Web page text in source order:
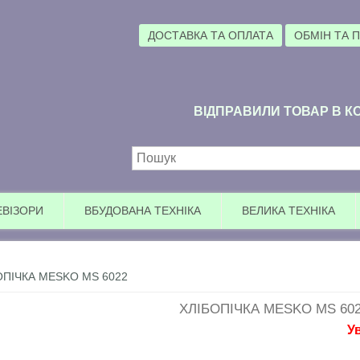
ДОСТАВКА ТА ОПЛАТА ОБМІН ТА
ВІДПРАВИЛИ ТОВАР В
Пошукова форма
ВБУДОВАНА ТЕХНІКА ВЕЛИКА ТЕХНІКА
MESKO MS 6022
ХЛІБОПІЧКА MESKO MS
Увага